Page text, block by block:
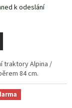
k odeslání
traktory Alpina /
84 cm.